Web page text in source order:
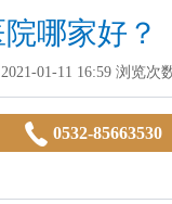
哪家好？
01-11 16:59浏览次
0532-85663530